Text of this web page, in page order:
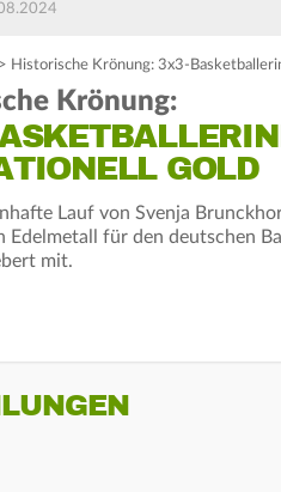
> Historische Krönung: 3x3-
Krönung:
GOLD
Lauf von Svenja
Edelmetall für den deutschen
mit.